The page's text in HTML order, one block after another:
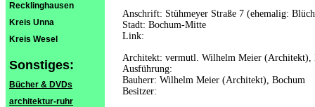
Recklinghausen
Kreis Unna
Kreis Wesel
Sonstiges:
Bücher & DVDs
architektur-ruhr
Anschrift: Stühmeyer Straße 7 (ehemalig:
Stadt: Bochum-Mitte
Link:
Architekt: vermutl. Wilhelm Meier (Architekt),
Ausführung:
Bauherr: Wilhelm Meier (Architekt), Bochum
Besitzer: